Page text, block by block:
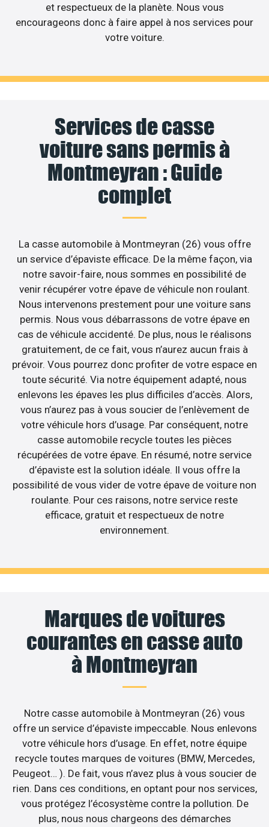
et respectueux de la planète. Nous vous
encourageons donc à faire appel à nos services pour
votre voiture.
Services de casse
voiture sans permis à
Montmeyran : Guide
complet
La casse automobile à Montmeyran (26) vous offre
un service d’épaviste efficace. De la même façon, via
notre savoir-faire, nous sommes en possibilité de
venir récupérer votre épave de véhicule non roulant.
Nous intervenons prestement pour une voiture sans
permis. Nous vous débarrassons de votre épave en
cas de véhicule accidenté. De plus, nous le réalisons
gratuitement, de ce fait, vous n’aurez aucun frais à
prévoir. Vous pourrez donc profiter de votre espace en
toute sécurité. Via notre équipement adapté, nous
enlevons les épaves les plus difficiles d’accès. Alors,
vous n’aurez pas à vous soucier de l’enlèvement de
votre véhicule hors d’usage. Par conséquent, notre
casse automobile recycle toutes les pièces
récupérées de votre épave. En résumé, notre service
d’épaviste est la solution idéale. Il vous offre la
possibilité de vous vider de votre épave de voiture non
roulante. Pour ces raisons, notre service reste
efficace, gratuit et respectueux de notre
environnement.
Marques de voitures
courantes en casse auto
à Montmeyran
Notre casse automobile à Montmeyran (26) vous
offre un service d’épaviste impeccable. Nous enlevons
votre véhicule hors d’usage. En effet, notre équipe
recycle toutes marques de voitures (BMW, Mercedes,
Peugeot… ). De fait, vous n’avez plus à vous soucier de
rien. Dans ces conditions, en optant pour nos services,
vous protégez l’écosystème contre la pollution. De
plus, nous nous chargeons des démarches